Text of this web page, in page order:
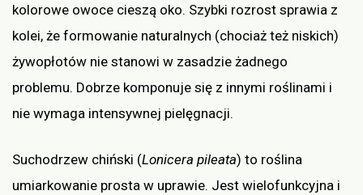
kolorowe owoce cieszą oko. Szybki rozrost sprawia z
kolei, że formowanie naturalnych (chociaż też niskich)
żywopłotów nie stanowi w zasadzie żadnego
problemu. Dobrze komponuje się z innymi roślinami i
nie wymaga intensywnej pielęgnacji.
Suchodrzew chiński (Lonicera pileata) to roślina
umiarkowanie prosta w uprawie. Jest wielofunkcyjna i